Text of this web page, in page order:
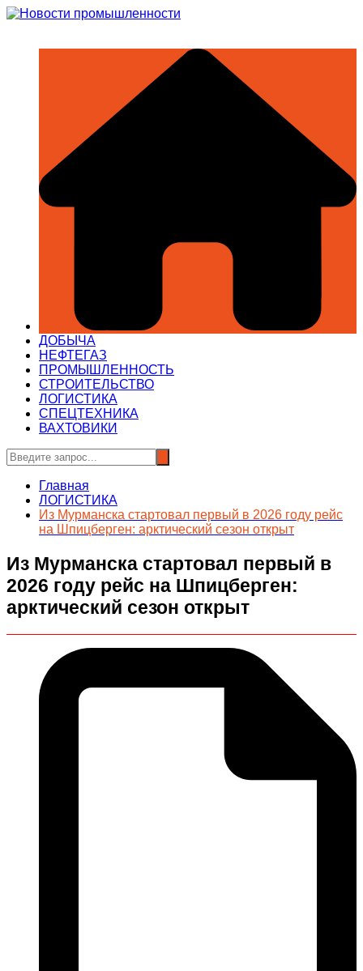
Перейти
ДОБЫЧА
НЕФТЕГАЗ
ПРОМЫШЛЕННОСТЬ
СТРОИТЕЛЬСТВО
ЛОГИСТИКА
СПЕЦТЕХНИКА
ВАХТОВИКИ
Главная
ЛОГИСТИКА
Из Мурманска стартовал первый в 2026 году рейс
на Шпицберген: арктический сезон открыт
Из Мурманска стартовал первый в
2026 году рейс на Шпицберген:
арктический сезон открыт